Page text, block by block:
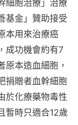
細胞治療」治療
基金」贊助接受
本用來治療癌
成功機會約有7
原本造血細胞，
捐贈者血幹細胞
於化療藥物毒性
暫時只適合12歲